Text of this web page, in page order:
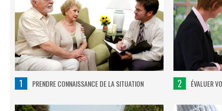
1 PRENDRE CONNAISSANCE DE LA SITUATION 2 ÉVALUER